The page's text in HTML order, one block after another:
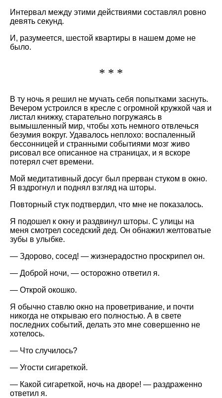
Интервал между этими действиями составлял ровно
девять секунд.
И, разумеется, шестой квартиры в нашем доме не
было.
* * *
В ту ночь я решил не мучать себя попытками заснуть.
Вечером устроился в кресле с огромной кружкой чая и
листал книжку, старательно погружаясь в
вымышленный мир, чтобы хоть немного отвлечься
безумия вокруг. Удавалось неплохо: воспаленный
бессонницей и странными событиями мозг живо
рисовал все описанное на страницах, и я вскоре
потерял счет времени.
Мой медитативный досуг был прерван стуком в окно.
Я вздрогнул и поднял взгляд на шторы.
Повторный стук подтвердил, что мне не показалось.
Я подошел к окну и раздвинул шторы. С улицы на
меня смотрел соседский дед. Он обнажил желтоватые
зубы в улыбке.
— Здорово, сосед! — жизнерадостно проскрипел он.
— Доброй ночи, — осторожно ответил я.
— Открой окошко.
Я обычно ставлю окно на проветривание, и почти
никогда не открываю его полностью. А в свете
последних событий, делать это мне совершенно не
хотелось.
— Что случилось?
— Угости сигареткой.
— Какой сигареткой, ночь на дворе! — раздраженно
ответил я.